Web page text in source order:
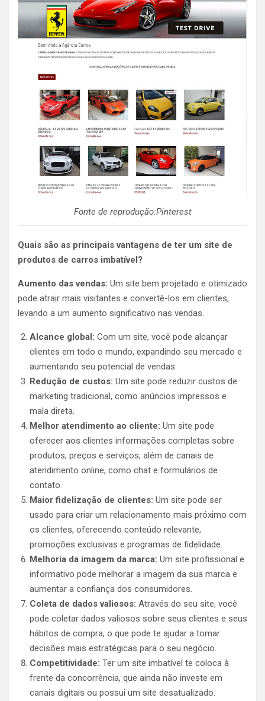
Fonte de reprodução:Pinterest
Quais são as principais vantagens de ter um site de
produtos de carros imbatível?
Aumento das vendas: Um site bem projetado e otimizado
pode atrair mais visitantes e convertê-los em clientes,
levando a um aumento significativo nas vendas.
Alcance global: Com um site, você pode alcançar
clientes em todo o mundo, expandindo seu mercado e
aumentando seu potencial de vendas.
Redução de custos: Um site pode reduzir custos de
marketing tradicional, como anúncios impressos e
mala direta.
Melhor atendimento ao cliente: Um site pode
oferecer aos clientes informações completas sobre
produtos, preços e serviços, além de canais de
atendimento online, como chat e formulários de
contato.
Maior fidelização de clientes: Um site pode ser
usado para criar um relacionamento mais próximo com
os clientes, oferecendo conteúdo relevante,
promoções exclusivas e programas de fidelidade.
Melhoria da imagem da marca: Um site profissional e
informativo pode melhorar a imagem da sua marca e
aumentar a confiança dos consumidores.
Coleta de dados valiosos: Através do seu site, você
pode coletar dados valiosos sobre seus clientes e seus
hábitos de compra, o que pode te ajudar a tomar
decisões mais estratégicas para o seu negócio.
Competitividade: Ter um site imbatível te coloca à
frente da concorrência, que ainda não investe em
canais digitais ou possui um site desatualizado.